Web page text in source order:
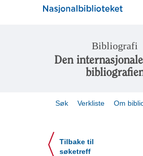
Bibliografi
Den
Søk Verkliste Om
Tilbake til
søketreff